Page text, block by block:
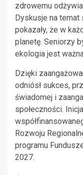
zdrowemu
Dyskusje na
pokazały, że w
planetę. Seniorzy
ekologia jest
Dzięki
odniósł sukces,
świadomej i
społeczności.
Rozwoju
programu
2027.